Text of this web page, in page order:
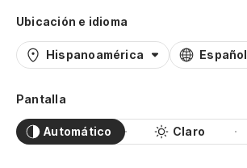
Ubicación e idioma
Hispanoamérica Español
Pantalla
Automático Claro